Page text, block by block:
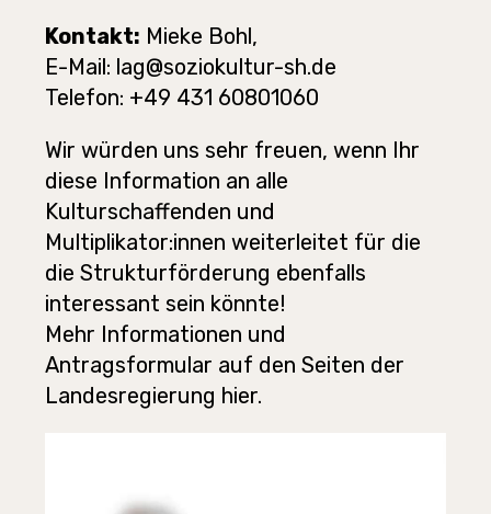
Kontakt: Mieke Bohl,
E-Mail: lag@soziokultur-sh.de
Telefon: +49 431 60801060
Wir würden uns sehr freuen, wenn Ihr
diese Information an alle
Kulturschaffenden und
Multiplikator:innen weiterleitet für die
die Strukturförderung ebenfalls
interessant sein könnte!
Mehr Informationen und
Antragsformular auf den Seiten der
Landesregierung hier.